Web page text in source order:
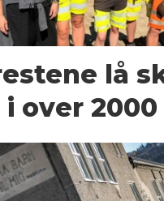
lå
over 2000